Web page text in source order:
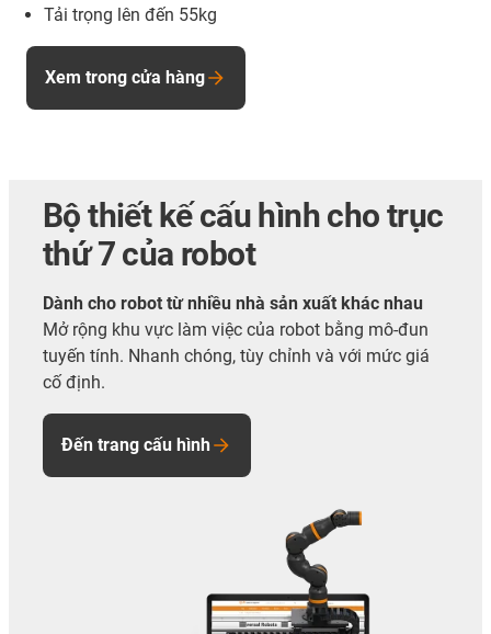
Tải trọng lên đến 55kg
Xem trong cửa hàng
Bộ thiết kế cấu hình cho trục
thứ 7 của robot
Dành cho robot từ nhiều nhà sản xuất khác nhau
Mở rộng khu vực làm việc của robot bằng mô-đun
tuyến tính. Nhanh chóng, tùy chỉnh và với mức giá
cố định.
Đến trang cấu hình